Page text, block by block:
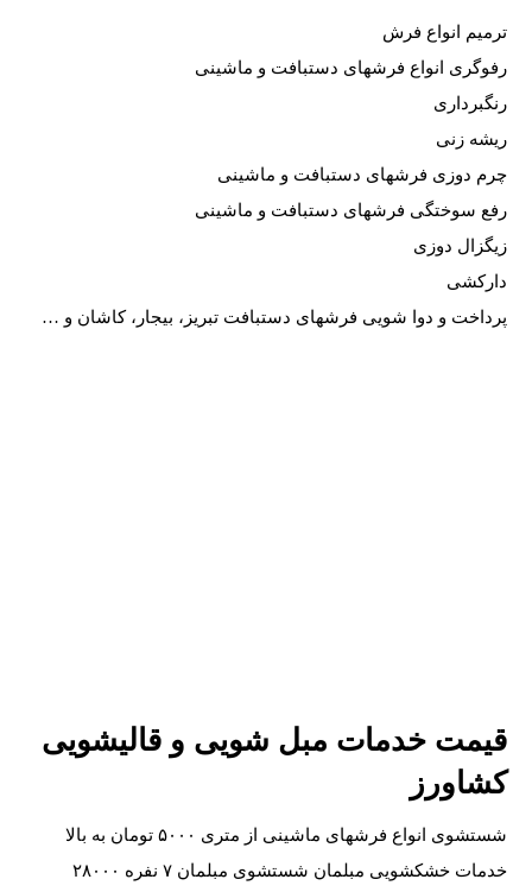
ترمیم انواع فرش
رفوگری انواع فرشهای دستبافت و ماشینی
رنگبرداری
ریشه زنی
چرم دوزی فرشهای دستبافت و ماشینی
رفع سوختگی فرشهای دستبافت و ماشینی
زیگزال دوزی
دارکشی
پرداخت و دوا شویی فرشهای دستبافت تبریز، بیجار، کاشان و …
قیمت خدمات مبل شویی و قالیشویی
کشاورز
شستشوی انواع فرشهای ماشینی از متری ۵۰۰۰ تومان به بالا
خدمات خشکشویی مبلمان شستشوی مبلمان ۷ نفره ۲۸۰۰۰